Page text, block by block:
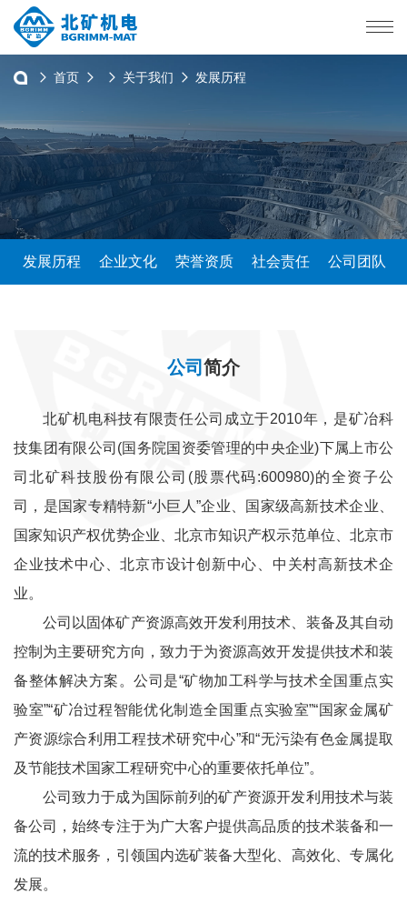
首页 关于我们 发展历程
发展历程 企业文化 荣誉资质 社会责任 公司团队
公司 简介
北矿机电科技有限责任公司成立于2010年，是矿冶科
技集团有限公司(国务院国资委管理的中央企业)下属上市公
司北矿科技股份有限公司(股票代码:600980)的全资子公
司，是国家专精特新“小巨人”企业、国家级高新技术企业、
国家知识产权优势企业、北京市知识产权示范单位、北京市
企业技术中心、北京市设计创新中心、中关村高新技术企
业。
公司以固体矿产资源高效开发利用技术、装备及其自动
控制为主要研究方向，致力于为资源高效开发提供技术和装
备整体解决方案。公司是“矿物加工科学与技术全国重点实
验室”“矿冶过程智能优化制造全国重点实验室”“国家金属矿
产资源综合利用工程技术研究中心”和“无污染有色金属提取
及节能技术国家工程研究中心的重要依托单位”。
公司致力于成为国际前列的矿产资源开发利用技术与装
备公司，始终专注于为广大客户提供高品质的技术装备和一
流的技术服务，引领国内选矿装备大型化、高效化、专属化
发展。